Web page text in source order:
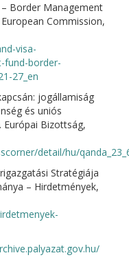
Border Management
Commission,
visa-
fund-border-
27_en
jogállamiság
és uniós
Európai Bizottság,
detail/hu/
Stratégiája
– Hirdetmények,